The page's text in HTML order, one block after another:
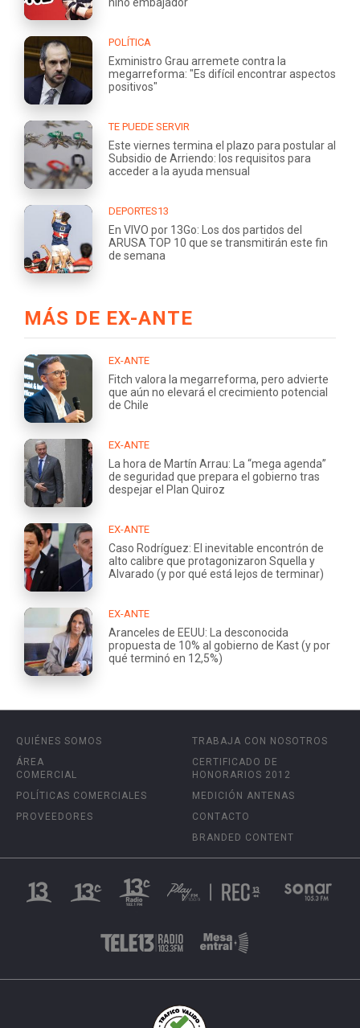
POLÍTICA
Exministro Grau arremete contra la
megarreforma: "Es difícil encontrar aspectos
positivos"
TE PUEDE SERVIR
Este viernes termina el plazo para postular al
Subsidio de Arriendo: los requisitos para
acceder a la ayuda mensual
DEPORTES13
En VIVO por 13Go: Los dos partidos del
ARUSA TOP 10 que se transmitirán este fin
de semana
MÁS DE EX-ANTE
EX-ANTE
Fitch valora la megarreforma, pero advierte
que aún no elevará el crecimiento potencial
de Chile
EX-ANTE
La hora de Martín Arrau: La “mega agenda”
de seguridad que prepara el gobierno tras
despejar el Plan Quiroz
EX-ANTE
Caso Rodríguez: El inevitable encontrón de
alto calibre que protagonizaron Squella y
Alvarado (y por qué está lejos de terminar)
EX-ANTE
Aranceles de EEUU: La desconocida
propuesta de 10% al gobierno de Kast (y por
qué terminó en 12,5%)
QUIÉNES SOMOS
ÁREA
COMERCIAL
POLÍTICAS COMERCIALES
PROVEEDORES
TRABAJA CON NOSOTROS
CERTIFICADO DE
HONORARIOS 2012
MEDICIÓN ANTENAS
CONTACTO
BRANDED CONTENT